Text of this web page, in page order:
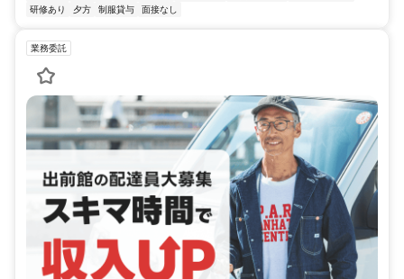
研修あり
夕方 制服貸与 面接なし
業務委託